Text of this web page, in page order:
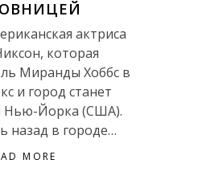
актриса
которая
Миранды Хоббс в
и город станет
Нью-Йорка (США).
назад в городе…
MORE